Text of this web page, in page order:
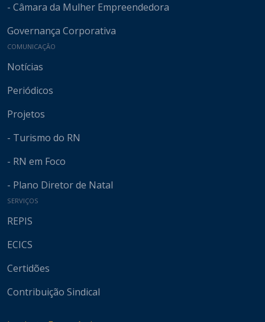
- Câmara da Mulher Empreendedora
Governança Corporativa
COMUNICAÇÃO
Notícias
Periódicos
Projetos
- Turismo do RN
- RN em Foco
- Plano Diretor de Natal
SERVIÇOS
REPIS
ECICS
Certidões
Contribuição Sindical